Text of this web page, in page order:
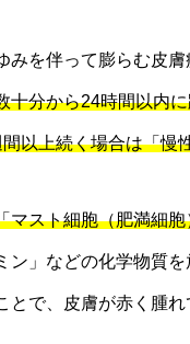
を伴って膨らむ皮
十分から24時間以内
以上続く場合は「慢
マスト細胞（肥満細
ン」などの化学物質
で、皮膚が赤く腫れ